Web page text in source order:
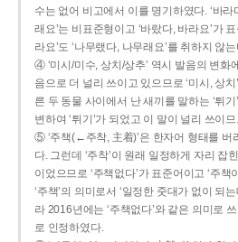
수는 없어 비고에서 이를 명기하였다. ‘바라
래요’는 비표준형이고 ‘바랐다, 바라요’가
라요’도 ‘나무랬다, 나무래요’를 취하지 않
④ ‘미시/미수, 상치/상추’ 역시 발음의 변화
음으로 더 널리 쓰이고 있으므로 ‘미시, 상
른 두 동물 사이에서 난 새끼를 말하는 ‘튀기
변하여 ‘튀기’가 되었고 이 말이 널리 쓰이
⑤ ‘주책(←주착, 主着)’은 한자어 형태를 버
다. 그런데 ‘주착’이 원래 일정하게 자리 잡
이었으므로 ‘주책없다’가 표준어이고 ‘주책
‘주책’의 의미로서 ‘일정한 줏대가 없이 되
라 2016년에는 ‘주책없다’와 같은 의미로
로 인정하였다.